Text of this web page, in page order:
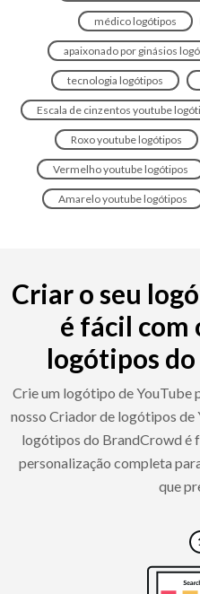
médico logótipos
apaixonado por ginásios
tecnologia logótipos
Escala de cinzentos youtube
Roxo youtube logótipos
Vermelho youtube logótipos
Amarelo youtube logótipos
Criar o seu
é fácil com
logótipos
Crie um logótipo de YouTube
nosso Criador de logótipos
logótipos do BrandCrowd é
personalização completa
que